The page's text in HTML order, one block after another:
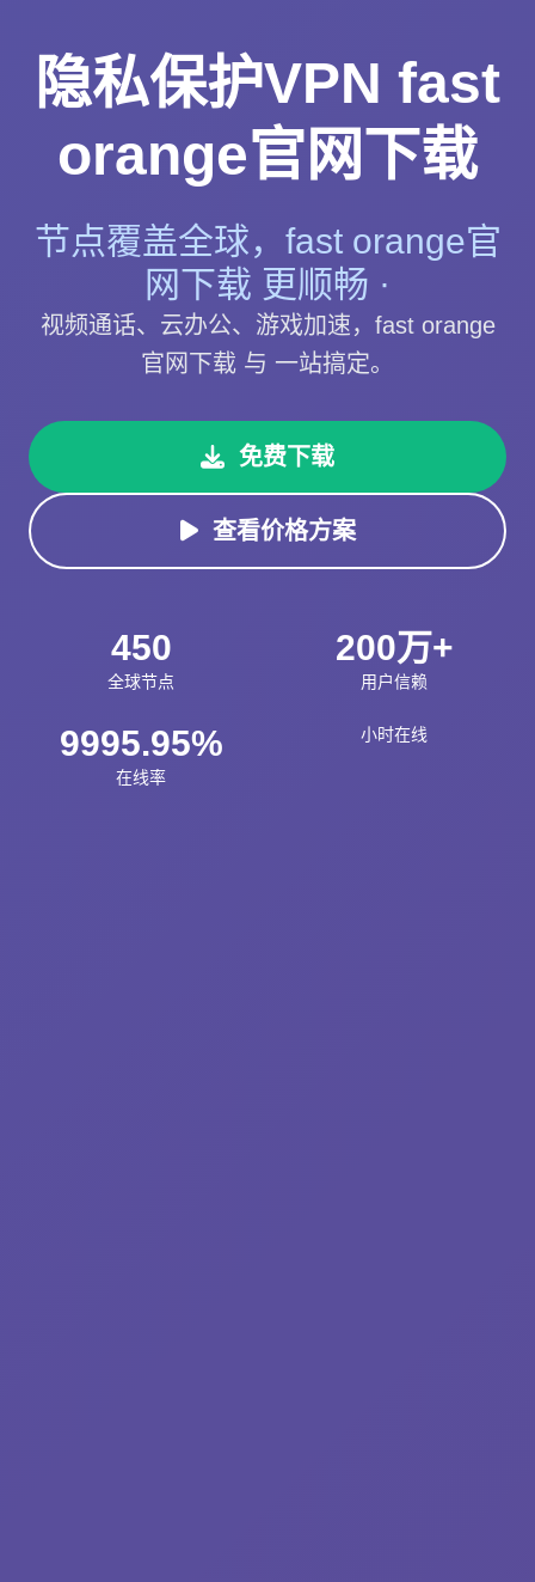
隐私保护VPN fast
orange官网下载
节点覆盖全球，fast orange官
网下载 更顺畅 ·
视频通话、云办公、游戏加速，fast orange
官网下载 与 一站搞定。
免费下载
查看价格方案
450
全球节点
200万+
用户信赖
9995.95%
在线率
小时在线